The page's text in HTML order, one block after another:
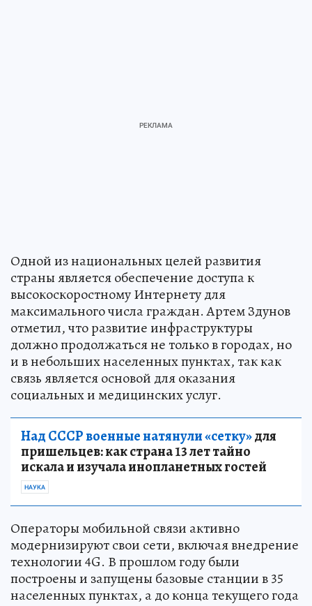
Одной из национальных целей развития
страны является обеспечение доступа к
высокоскоростному Интернету для
максимального числа граждан. Артем Здунов
отметил, что развитие инфраструктуры
должно продолжаться не только в городах, но
и в небольших населенных пунктах, так как
связь является основой для оказания
социальных и медицинских услуг.
Над СССР военные натянули «сетку»для
пришельцев: как страна 13 лет тайно
искала и изучала инопланетных гостей
НАУКА
Операторы мобильной связи активно
модернизируют свои сети, включая внедрение
технологии 4G. В прошлом году были
построены и запущены базовые станции в 35
населенных пунктах, а до конца текущего года